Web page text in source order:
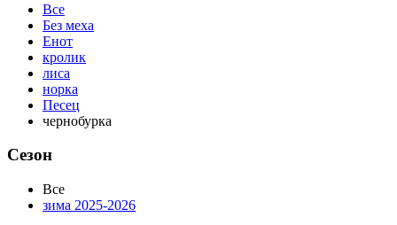
Все
Без меха
Енот
кролик
лиса
норка
Песец
чернобурка
Сезон
Все
зима 2025-2026